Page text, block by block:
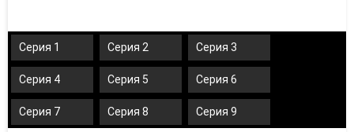
Серия 1 Серия 2 Серия 3
Серия 4 Серия 5 Серия 6
Серия 7 Серия 8 Серия 9